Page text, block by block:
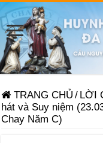
TRANG CHỦ / LỜI
hát và Suy niệm
Chay Năm C)